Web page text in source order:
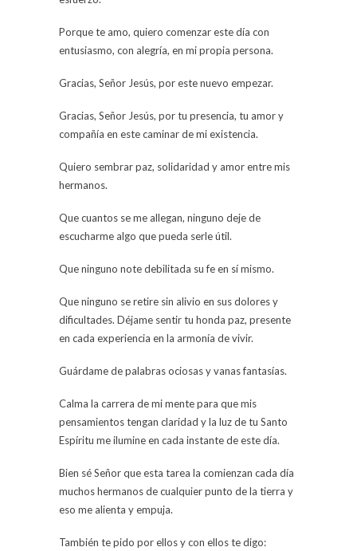
Porque te amo, quiero comenzar este día con
entusiasmo, con alegría, en mi propia persona.
Gracias, Señor Jesús, por este nuevo empezar.
Gracias, Señor Jesús, por tu presencia, tu amor y
compañía en este caminar de mi existencia.
Quiero sembrar paz, solidaridad y amor entre mis
hermanos.
Que cuantos se me allegan, ninguno deje de
escucharme algo que pueda serle útil.
Que ninguno note debilitada su fe en sí mismo.
Que ninguno se retire sin alivio en sus dolores y
dificultades. Déjame sentir tu honda paz, presente
en cada experiencia en la armonía de vivir.
Guárdame de palabras ociosas y vanas fantasías.
Calma la carrera de mi mente para que mis
pensamientos tengan claridad y la luz de tu Santo
Espíritu me ilumine en cada instante de este día.
Bien sé Señor que esta tarea la comienzan cada día
muchos hermanos de cualquier punto de la tierra y
eso me alienta y empuja.
También te pido por ellos y con ellos te digo: